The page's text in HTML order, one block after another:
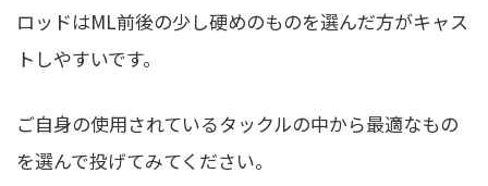
ロッドはML前後の少し硬めのものを選んだ方がキャス
トしやすいです。
ご自身の使用されているタックルの中から最適なもの
を選んで投げてみてください。